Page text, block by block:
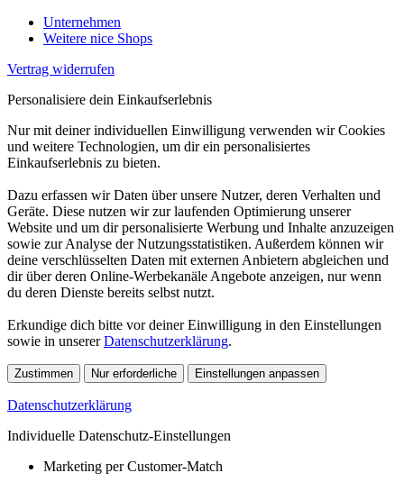
Unternehmen
Weitere nice Shops
Vertrag widerrufen
Personalisiere dein Einkaufserlebnis
Nur mit deiner individuellen Einwilligung verwenden wir Cookies
und weitere Technologien, um dir ein personalisiertes
Einkaufserlebnis zu bieten.
Dazu erfassen wir Daten über unsere Nutzer, deren Verhalten und
Geräte. Diese nutzen wir zur laufenden Optimierung unserer
Website und um dir personalisierte Werbung und Inhalte anzuzeigen
sowie zur Analyse der Nutzungsstatistiken. Außerdem können wir
deine verschlüsselten Daten mit externen Anbietern abgleichen und
dir über deren Online-Werbekanäle Angebote anzeigen, nur wenn
du deren Dienste bereits selbst nutzt.
Erkundige dich bitte vor deiner Einwilligung in den Einstellungen
sowie in unsererDatenschutzerklärung.
Zustimmen Nur erforderliche Einstellungen anpassen
Datenschutzerklärung
Individuelle Datenschutz-Einstellungen
Marketing per Customer-Match